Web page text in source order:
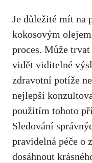
Je důležité mít na
kokosovým
proces. Může
vidět viditelné
zdravotní potíže
nejlepší
použitím tohoto
Sledování
pravidelná péče o
dosáhnout